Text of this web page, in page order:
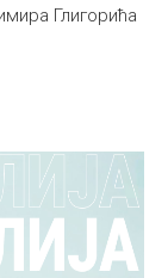
Глигорића